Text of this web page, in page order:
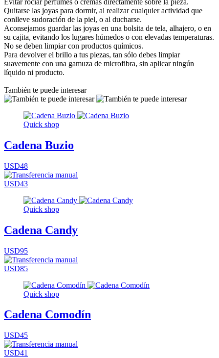
Quitarse las joyas para dormir, al realizar cualquier actividad que
conlleve sudoración de la piel, o al ducharse.
Aconsejamos guardar las joyas en una bolsita de tela, alhajero, o en
su cajita, evitando los lugares húmedos o con elevadas temperaturas.
No se deben limpiar con productos químicos.
Para devolver el brillo a tus piezas, tan sólo debes limpiar
suavemente con una gamuza de microfibra, sin aplicar ningún
líquido ni producto.
También te puede interesar
Quick shop
Cadena Buzio
USD48
USD43
Quick shop
Cadena Candy
USD95
USD85
Quick shop
Cadena Comodín
USD45
USD41